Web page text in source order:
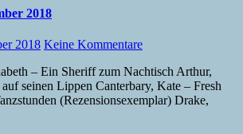
2018
2018 Keine Kommentare
seinen Lippen Canterbary, Kate – Fresh
(Rezensionsexemplar) Drake,